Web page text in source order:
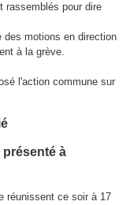
rassemblés pour dire
des motions en direction
à la grève.
l'action commune sur
présenté à
réunissent ce soir à 17